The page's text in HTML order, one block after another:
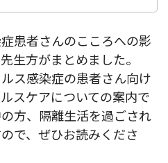
患者さんのこころへの影
生方がまとめました。
ス感染症の患者さん向け
スケアについての案内で
方、隔離生活を過ごされ
で、ぜひお読みくださ